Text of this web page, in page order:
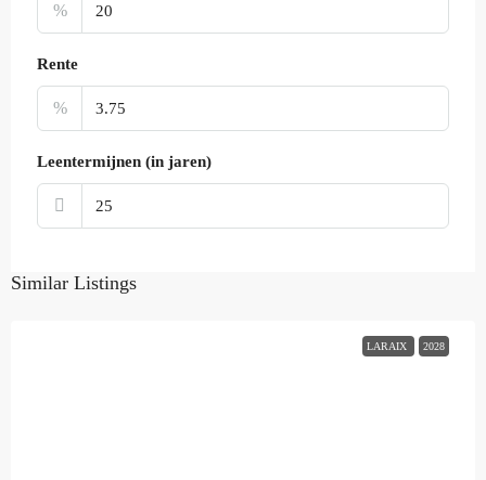
%
Rente
%
Leentermijnen (in jaren)
Similar Listings
LARAIX 2028